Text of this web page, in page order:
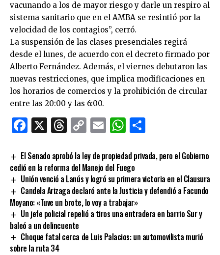
vacunando a los de mayor riesgo y darle un respiro al
sistema sanitario que en el AMBA se resintió por la
velocidad de los contagios”, cerró.
La suspensión de las clases presenciales regirá
desde el lunes, de acuerdo con el decreto firmado por
Alberto Fernández. Además, el viernes debutaron las
nuevas restricciones, que implica modificaciones en
los horarios de comercios y la prohibición de circular
entre las 20:00 y las 6:00.
Facebook
X Threads
CopyEmailWhatsApp
El Senado aprobó la ley de propiedad privada, pero el Gobierno
cedió en la reforma del Manejo del Fuego
Unión venció a Lanús y logró su primera victoria en el Clausura
Candela Arizaga declaró ante la Justicia y defendió a Facundo
Moyano: «Tuve un brote, lo voy a trabajar»
Un jefe policial repelió a tiros una entradera en barrio Sur y
baleó a un delincuente
Choque fatal cerca de Luis Palacios: un automovilista murió
sobre la ruta 34